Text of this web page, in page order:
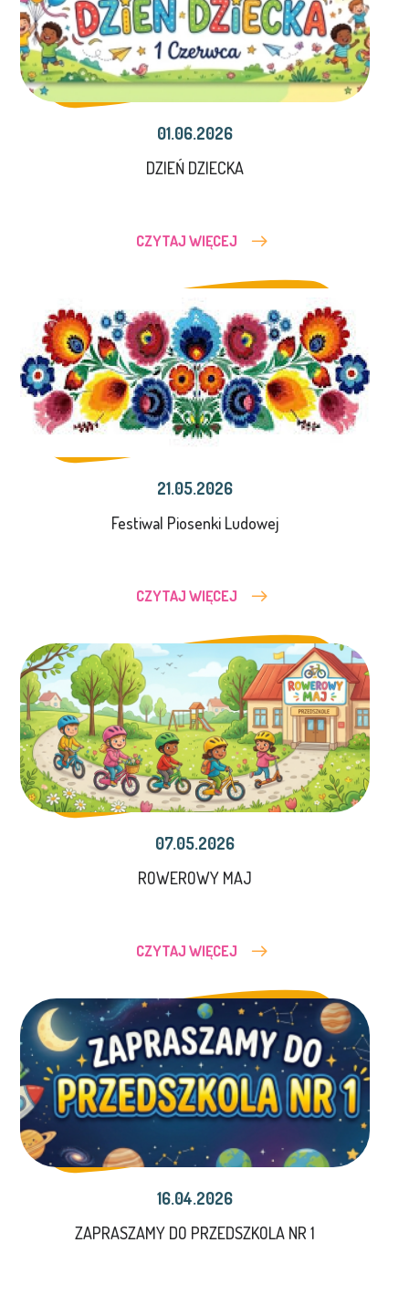
01.06.2026
DZIEŃ DZIECKA
CZYTAJ WIĘCEJ
21.05.2026
Festiwal Piosenki Ludowej
CZYTAJ WIĘCEJ
07.05.2026
ROWEROWY MAJ
CZYTAJ WIĘCEJ
16.04.2026
ZAPRASZAMY DO PRZEDSZKOLA NR 1